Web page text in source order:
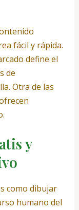
fácil y rápida.
define el
de
Otra de las
y
como dibujar
humano del